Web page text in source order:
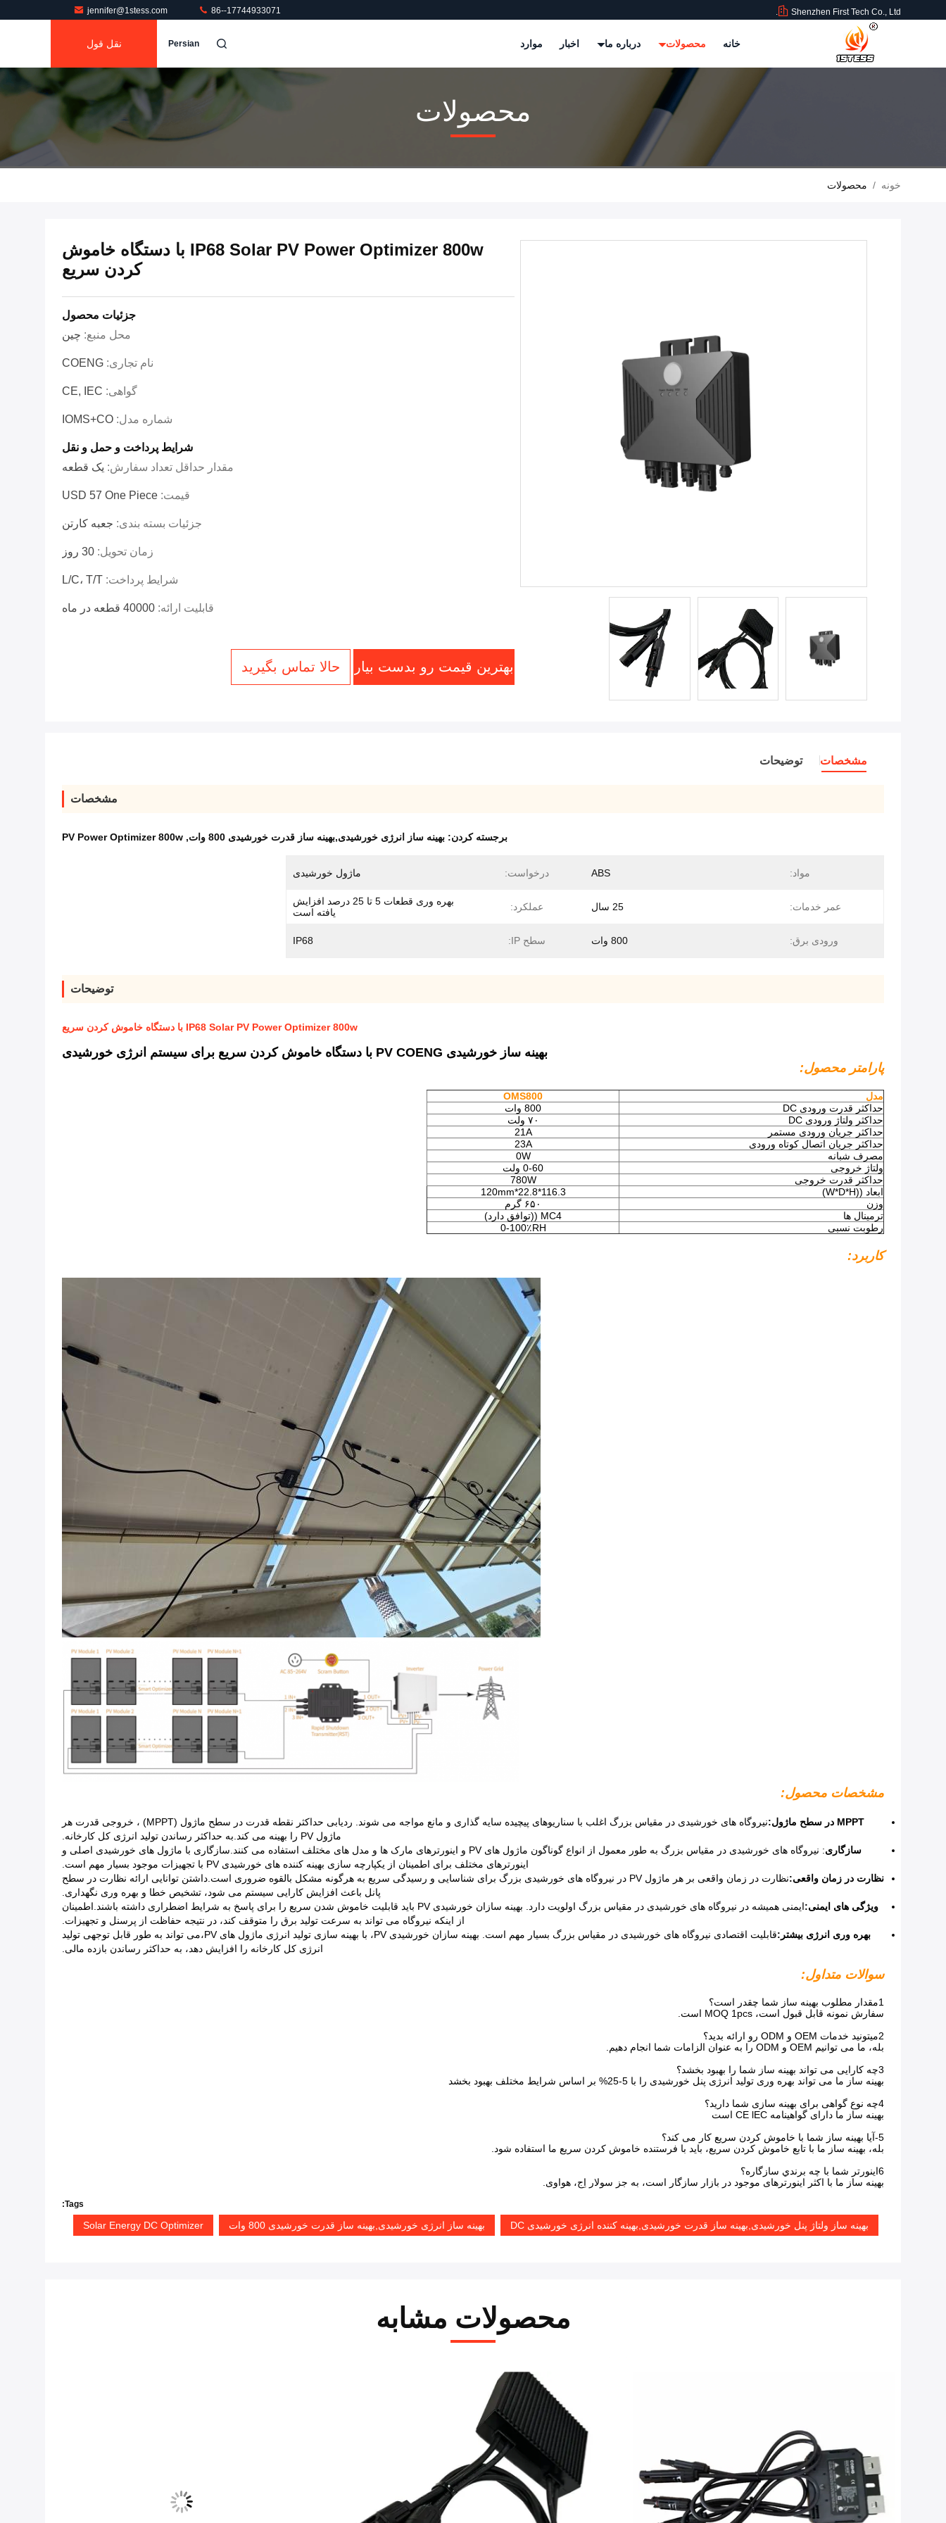
Shenzhen First Tech Co., Ltd.
jennifer@1stess.com 86--17744933071
خانه محصولات درباره ما اخبار موارد Persian نقل قول
محصولات
خونه / محصولات
IP68 Solar PV Power Optimizer 800w با دستگاه خاموش
کردن سریع
جزئیات محصول
محل منبع: چین
نام تجاری: COENG
گواهی: CE, IEC
شماره مدل: IOMS+CO
شرایط پرداخت و حمل و نقل
مقدار حداقل تعداد سفارش: یک قطعه
قیمت: USD 57 One Piece
جزئیات بسته بندی: جعبه کارتن
زمان تحویل: 30 روز
شرایط پرداخت: L/C، T/T
قابلیت ارائه: 40000 قطعه در ماه
بهترین قیمت رو بدست بیار حالا تماس بگیرید
مشخصات توضیحات
مشخصات
برجسته کردن: بهینه ساز انرژی خورشیدی,بهینه ساز قدرت خورشیدی 800 وات ,
PV Power Optimizer 800w
مواد: ABS درخواست: ماژول خورشیدی
عمر خدمات: 25 سال عملکرد:
بهره وری قطعات 5 تا 25 درصد افزایش
یافته است
ورودی برق: 800 وات سطح IP: IP68
توضیحات
IP68 Solar PV Power Optimizer 800w با دستگاه خاموش کردن سریع
بهینه ساز خورشیدی PV COENG با دستگاه خاموش کردن سریع برای سیستم انرژی خورشیدی
پارامتر محصول:
مدل
OMS800
حداکثر قدرت ورودی DC
800 وات
حداکثر ولتاژ ورودی DC
۷۰ ولت
حداکثر جریان ورودی مستمر
21A
حداکثر جریان اتصال کوتاه ورودی
23A
مصرف شبانه
0W
ولتاژ خروجی
0-60 ولت
حداکثر قدرت خروجی
780W
ابعاد ((W*D*H)
116.3*22.8*120mm
وزن
۶۵۰ گرم
ترمینال ها
MC4 ((توافق دارد)
رطوبت نسبی
0-100٪RH
کاربرد:
مشخصات محصول:
MPPT در سطح ماژول:
نیروگاه های خورشیدی در مقیاس بزرگ اغلب با سناریوهای پیچیده سایه گذاری و مانع مواجه می شوند. ردیابی حداکثر نقطه قدرت در سطح ماژول (MPPT) ، خروجی قدرت هر
ماژول PV را بهینه می کند.به حداکثر رساندن تولید انرژی کل کارخانه.
سازگاری
: نیروگاه های خورشیدی در مقیاس بزرگ به طور معمول از انواع گوناگون ماژول های PV و اینورترهای مارک ها و مدل های مختلف استفاده می کنند.سازگاری با ماژول های خورشیدی اصلی و
اینورترهای مختلف برای اطمینان از یکپارچه سازی بهینه کننده های خورشیدی PV با تجهیزات موجود بسیار مهم است.
نظارت در زمان واقعی:
نظارت در زمان واقعی بر هر ماژول PV در نیروگاه های خورشیدی بزرگ برای شناسایی و رسیدگی سریع به هرگونه مشکل بالقوه ضروری است.داشتن توانایی ارائه نظارت در سطح
پانل باعث افزایش کارایی سیستم می شود، تشخیص خطا و بهره وری نگهداری.
ویژگی های ایمنی:
ایمنی همیشه در نیروگاه های خورشیدی در مقیاس بزرگ اولویت دارد. بهینه سازان خورشیدی PV باید قابلیت خاموش شدن سریع را برای پاسخ به شرایط اضطراری داشته باشند.اطمینان
از اینکه نیروگاه می تواند به سرعت تولید برق را متوقف کند، در نتیجه حفاظت از پرسنل و تجهیزات.
بهره وری انرژی بیشتر:
قابلیت اقتصادی نیروگاه های خورشیدی در مقیاس بزرگ بسیار مهم است. بهینه سازان خورشیدی PV، با بهینه سازی تولید انرژی ماژول های PV،می تواند به طور قابل توجهی تولید
انرژی کل کارخانه را افزایش دهد، به حداکثر رساندن بازده مالی.
سوالات متداول:
1مقدار مطلوب بهینه ساز شما چقدر است؟
سفارش نمونه قابل قبول است، MOQ 1pcs است.
2میتونید خدمات OEM و ODM رو ارائه بدید؟
بله، ما می توانیم OEM و ODM را به عنوان الزامات شما انجام دهیم.
3چه کارایی می تواند بهینه ساز شما را بهبود بخشد؟
بهینه ساز ما می تواند بهره وری تولید انرژی پنل خورشیدی را با 5-25% بر اساس شرایط مختلف بهبود بخشد
4چه نوع گواهی برای بهینه سازی شما دارید؟
بهینه ساز ما دارای گواهینامه CE lEC است
5-آیا بهینه ساز شما با خاموش کردن سریع کار می کند؟
بله، بهینه ساز ما با تابع خاموش کردن سریع، باید با فرستنده خاموش کردن سریع ما استفاده شود.
6اينورتر شما با چه برندي سازگاره؟
بهینه ساز ما با اکثر اینورترهای موجود در بازار سازگار است، به جز سولار اِج، هواوی.
Tags:
بهینه ساز ولتاژ پنل خورشیدی,بهینه ساز قدرت خورشیدی,بهینه کننده انرژی خورشیدی DC بهینه ساز انرژی خورشیدی,بهینه ساز قدرت خورشیدی 800 وات Solar Energy DC Optimizer
محصولات مشابه